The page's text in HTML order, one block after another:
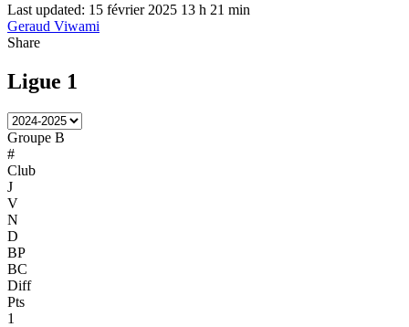
Last updated: 15 février 2025 13 h 21 min
Geraud Viwami
Share
Ligue 1
Groupe B
#
Club
J
V
N
D
BP
BC
Diff
Pts
1